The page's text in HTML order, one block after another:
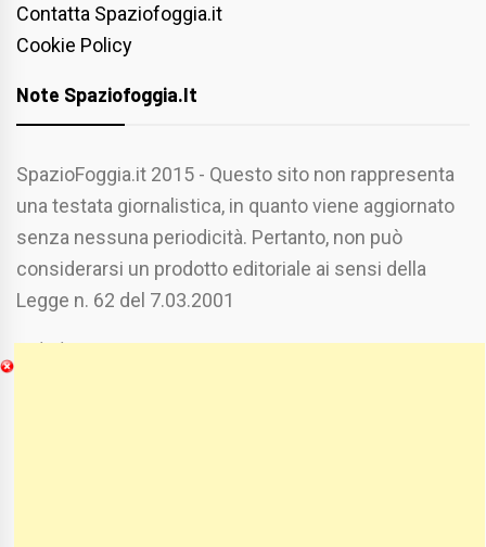
Contatta Spaziofoggia.it
Cookie Policy
Note Spaziofoggia.it
SpazioFoggia.it 2015 - Questo sito non rappresenta
una testata giornalistica, in quanto viene aggiornato
senza nessuna periodicità. Pertanto, non può
considerarsi un prodotto editoriale ai sensi della
Legge n. 62 del 7.03.2001
Chi Siamo